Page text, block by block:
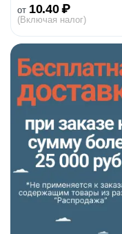
от 10.40 ₽
(Включая налог)